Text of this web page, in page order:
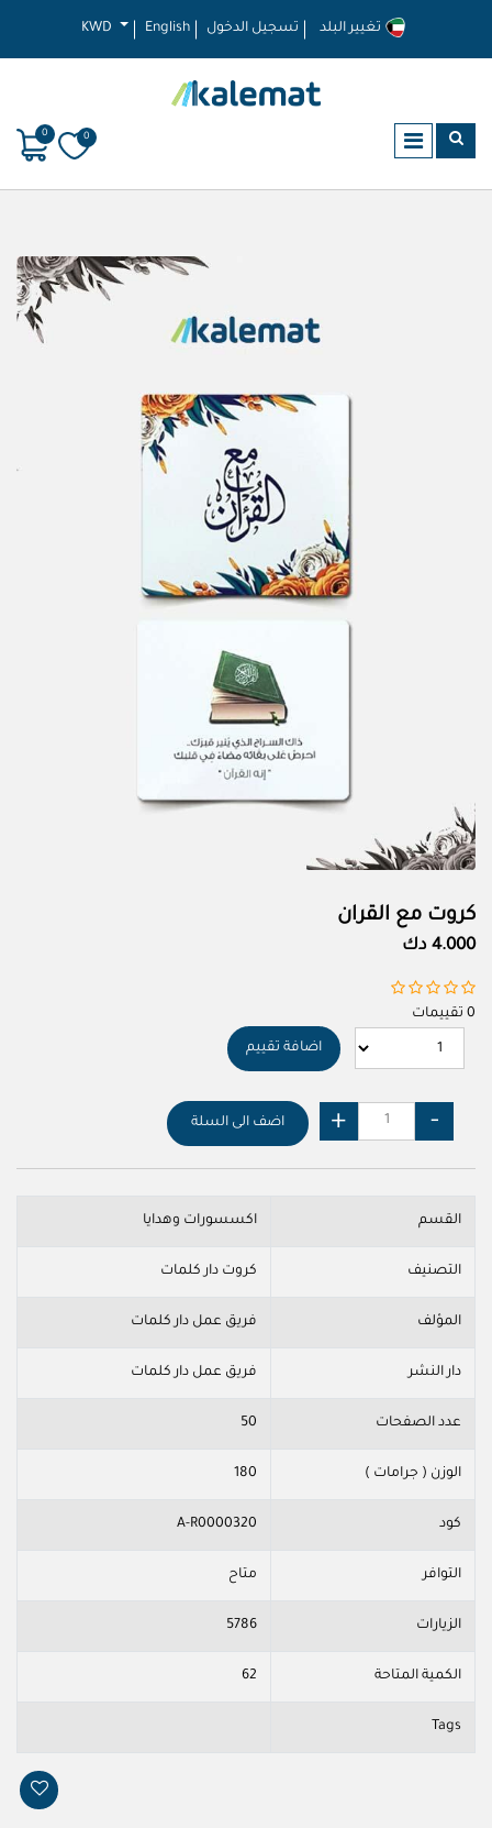
KWD English تسجيل الدخول
0
0
كروت مع القران
4.000 دك
0 تقييمات
اضافة تقييم
اضف الى السلة
القسم اكسسورات وهدايا
التصنيف كروت دار كلمات
المؤلف فريق عمل دار كلمات
دار النشر فريق عمل دار كلمات
عدد الصفحات 50
الوزن ( جرامات ) 180
كود A-R0000320
التوافر متاح
الزيارات 5786
الكمية المتاحة 62
Tags